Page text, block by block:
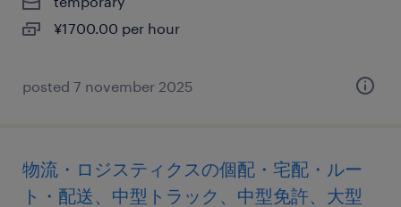
¥1700.00 per hour
posted 7 november 2025
物流・ロジスティクスの個配・宅配・ルー
ト・配送、中型トラック、中型免許、大型